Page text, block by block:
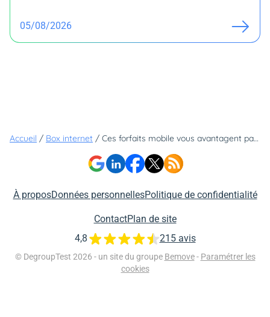
05/08/2026
Accueil / Box internet / Ces forfaits mobile vous avantagent par rapport aux autres offres du marché - voici pourquoi
À proposDonnées personnellesPolitique de confidentialité
ContactPlan de site
© DegroupTest 2026 - un site du groupe Bemove - Paramétrer les
cookies
4,8 215 avis